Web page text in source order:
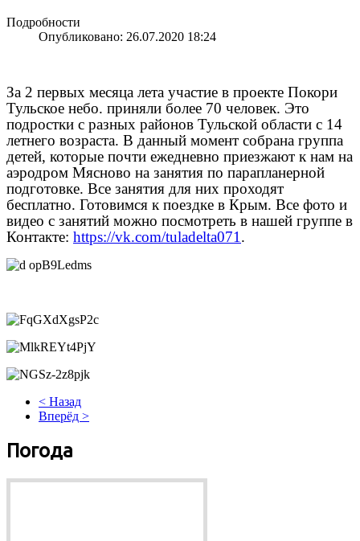
Подробности
Опубликовано: 26.07.2020 18:24
За 2 первых месяца лета участие в проекте Покори
Тульское небо. приняли более 70 человек. Это
подростки с разных районов Тульской области с 14
летнего возраста. В данный момент собрана группа
детей, которые почти ежедневно приезжают к нам на
аэродром Мясново на занятия по парапланерной
подготовке. Все занятия для них проходят
бесплатно. Готовимся к поездке в Крым. Все фото и
видео с занятий можно посмотреть в нашей группе в
Контакте: https://vk.com/tuladelta071.
< Назад
Вперёд >
Погода